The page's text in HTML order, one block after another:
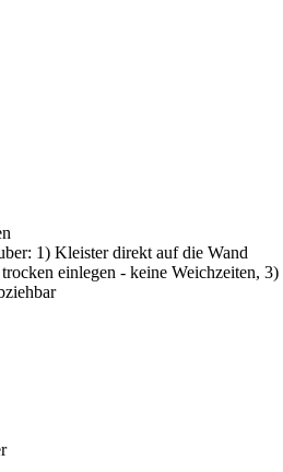
1) Kleister direkt auf die Wand
einlegen - keine Weichzeiten, 3)